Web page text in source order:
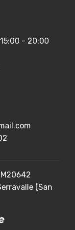
- 20:00
(San